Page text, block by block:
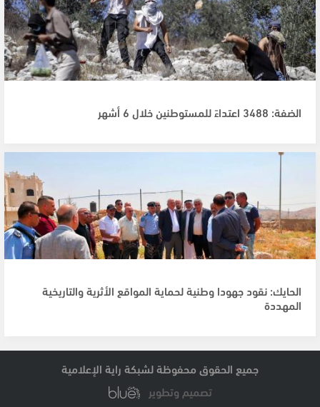
الضفة: 3488 اعتداءً للمستوطنين خلال 6 أشهر
الحايك: نقود جهودا وطنية لحماية المواقع الأثرية والتاريخية
المهددة
جميع الحقوق محفوظة لشبكة راية الإعلامية
تصميم وتطوير